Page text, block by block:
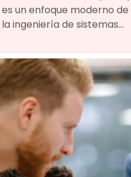
coordinarlo.
es un enfoque moderno de
la ingeniería de sistemas
modelos de sistemas
complejos